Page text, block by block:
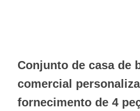
Conjunto de casa de
comercial
fornecimento de 4